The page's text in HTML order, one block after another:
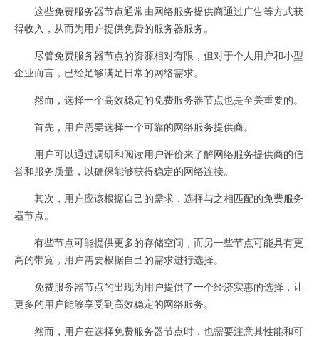
这些免费服务器节点通常由网络服务提供商通过广告等方式获
得收入，从而为用户提供免费的服务器服务。
尽管免费服务器节点的资源相对有限，但对于个人用户和小型
企业而言，已经足够满足日常的网络需求。
然而，选择一个高效稳定的免费服务器节点也是至关重要的。
首先，用户需要选择一个可靠的网络服务提供商。
用户可以通过调研和阅读用户评价来了解网络服务提供商的信
誉和服务质量，以确保能够获得稳定的网络连接。
其次，用户应该根据自己的需求，选择与之相匹配的免费服务
器节点。
有些节点可能提供更多的存储空间，而另一些节点可能具有更
高的带宽，用户需要根据自己的需求进行选择。
免费服务器节点的出现为用户提供了一个经济实惠的选择，让
更多的用户能够享受到高效稳定的网络服务。
然而，用户在选择免费服务器节点时，也需要注意其性能和可